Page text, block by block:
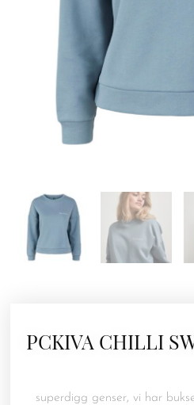
PCKIVA CHILLI
superdigg genser, vi har